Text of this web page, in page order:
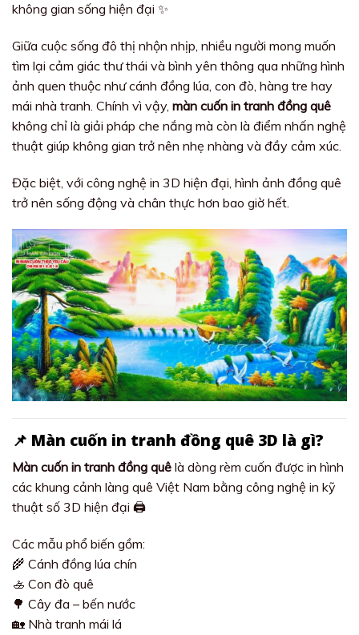
không gian sống hiện đại ✨
Giữa cuộc sống đô thị nhộn nhịp, nhiều người mong muốn
tìm lại cảm giác thư thái và bình yên thông qua những hình
ảnh quen thuộc như cánh đồng lúa, con đò, hàng tre hay
mái nhà tranh. Chính vì vậy, màn cuốn in tranh đồng quê
không chỉ là giải pháp che nắng mà còn là điểm nhấn nghệ
thuật giúp không gian trở nên nhẹ nhàng và đầy cảm xúc.
Đặc biệt, với công nghệ in 3D hiện đại, hình ảnh đồng quê
trở nên sống động và chân thực hơn bao giờ hết.
📌 Màn cuốn in tranh đồng quê 3D là gì?
Màn cuốn in tranh đồng quê là dòng rèm cuốn được in hình
các khung cảnh làng quê Việt Nam bằng công nghệ in kỹ
thuật số 3D hiện đại 🖨️
Các mẫu phổ biến gồm:
🌾 Cánh đồng lúa chín
🚣 Con đò quê
🌳 Cây đa – bến nước
🏡 Nhà tranh mái lá